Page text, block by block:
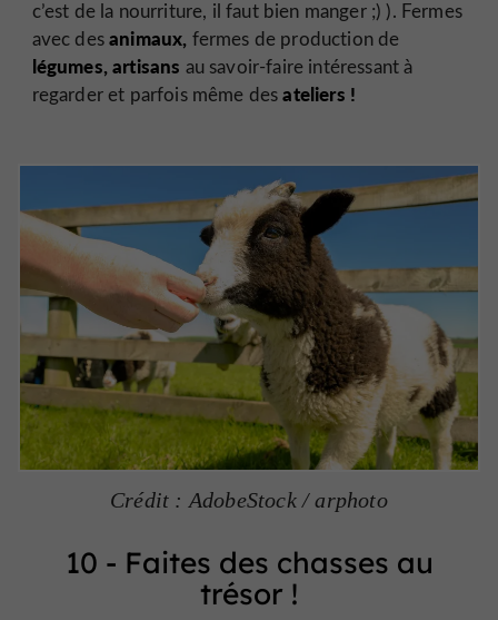
c’est de la nourriture, il faut bien manger ;) ). Fermes
avec desanimaux, fermes de production de
légumes, artisans au savoir-faire intéressant à
regarder et parfois même desateliers !
Crédit : AdobeStock / arphoto
10 - Faites des chasses au
trésor !